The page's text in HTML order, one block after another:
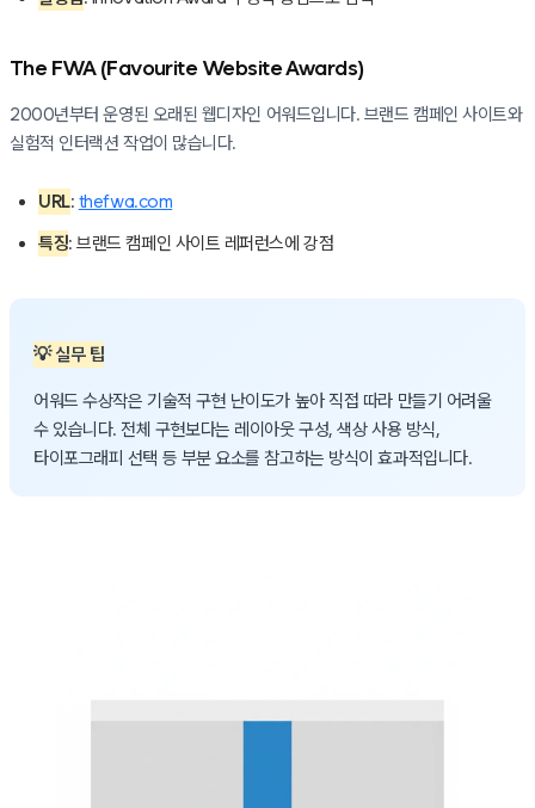
The FWA (Favourite Website Awards)
2000년부터 운영된 오래된 웹디자인 어워드입니다. 브랜드 캠페인 사이트와
실험적 인터랙션 작업이 많습니다.
URL: thefwa.com
특징: 브랜드 캠페인 사이트 레퍼런스에 강점
💡 실무 팁
어워드 수상작은 기술적 구현 난이도가 높아 직접 따라 만들기 어려울
수 있습니다. 전체 구현보다는 레이아웃 구성, 색상 사용 방식,
타이포그래피 선택 등 부분 요소를 참고하는 방식이 효과적입니다.